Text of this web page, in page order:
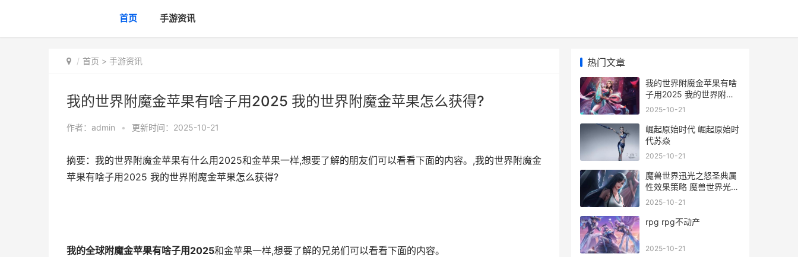
首页 手游资讯
首页 > 手游资讯
我的世界附魔金苹果有啥子用2025 我的世界附魔金苹果怎么获得?
作者： admin • 更新时间：2025-10-21
摘要：我的世界附魔金苹果有什么用2025和金苹果一样,想要了解的朋友们可以看看下面的内容。,我的世界附魔金
苹果有啥子用2025 我的世界附魔金苹果怎么获得?
我的全球附魔金苹果有啥子用2025和金苹果一样,想要了解的兄弟们可以看看下面的内容。
热门文章
我的世界附魔金苹果有啥
子用2025 我的世界附魔
金苹果怎么获得?
2025-10-21
崛起原始时代 崛起原始时
代苏焱
2025-10-21
魔兽世界迅光之怒圣典属
性效果策略 魔兽世界光中
之光
2025-10-21
rpg rpg不动产
2025-10-21